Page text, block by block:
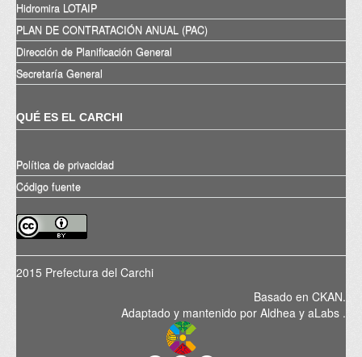
Hidromira LOTAIP
PLAN DE CONTRATACIÓN ANUAL (PAC)
Dirección de Planificación General
Secretaría General
QUÉ ES EL CARCHI
Política de privacidad
Código fuente
2015 Prefectura del Carchi
Basado en CKAN.
Adaptado y mantenido por Aldhea y aLabs .